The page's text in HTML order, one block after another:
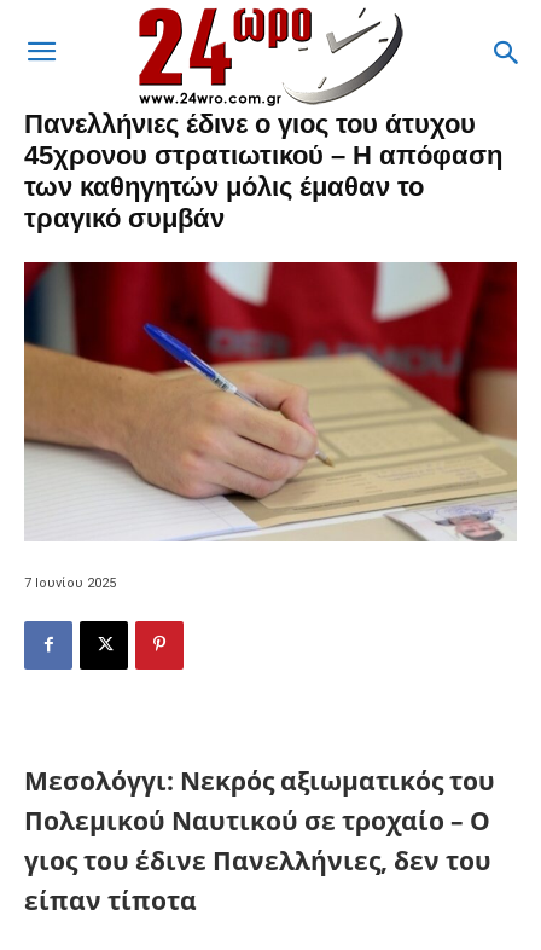
Πανελλήνιες έδινε ο γιος του άτυχου
45χρονου στρατιωτικού – Η απόφαση
των καθηγητών μόλις έμαθαν το
τραγικό συμβάν
7 Ιουνίου 2025
Μεσολόγγι: Νεκρός αξιωματικός του
Πολεμικού Ναυτικού σε τροχαίο – Ο
γιος του έδινε Πανελλήνιες, δεν του
είπαν τίποτα